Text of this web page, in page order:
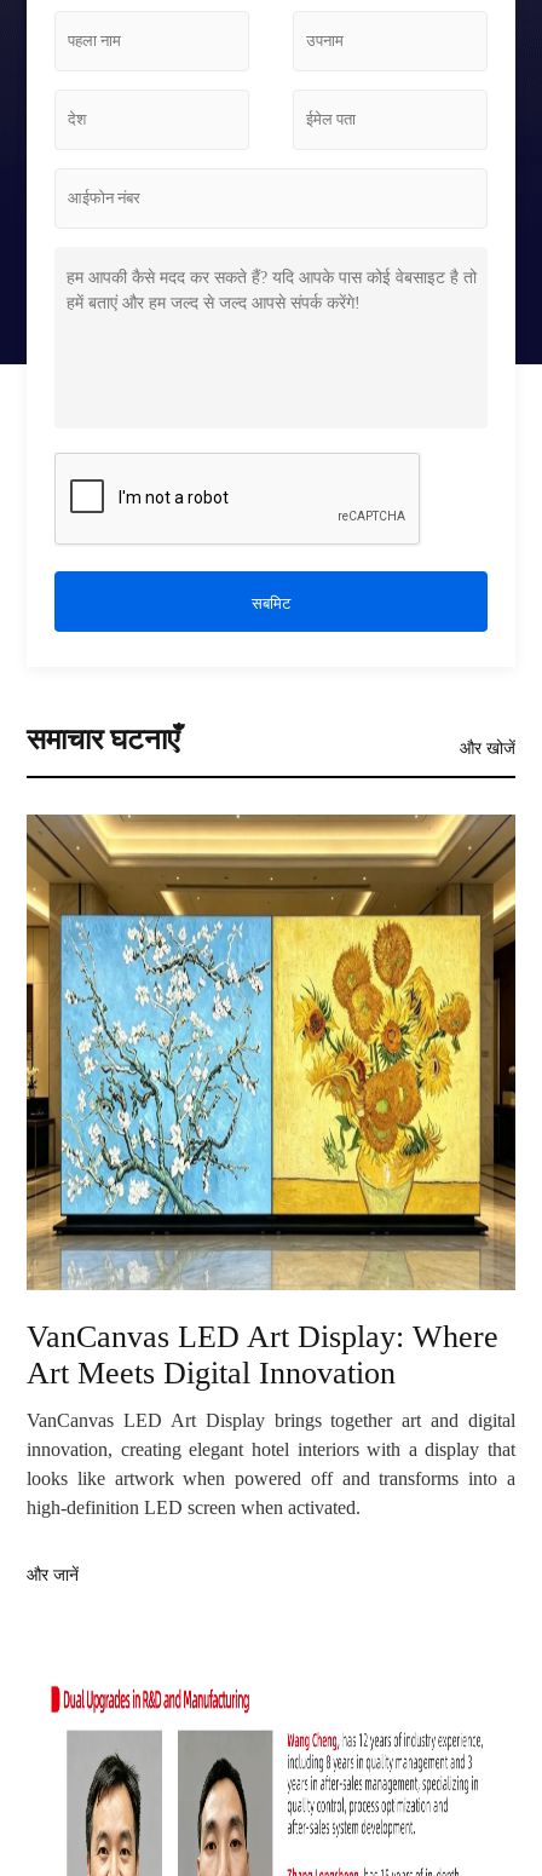
सबमिट
समाचार घटनाएँ और खोजें
VanCanvas LED Art Display: Where
Art Meets Digital Innovation
VanCanvas LED Art Display brings together art and digital
innovation, creating elegant hotel interiors with a display that
looks like artwork when powered off and transforms into a
high-definition LED screen when activated.
और जानें